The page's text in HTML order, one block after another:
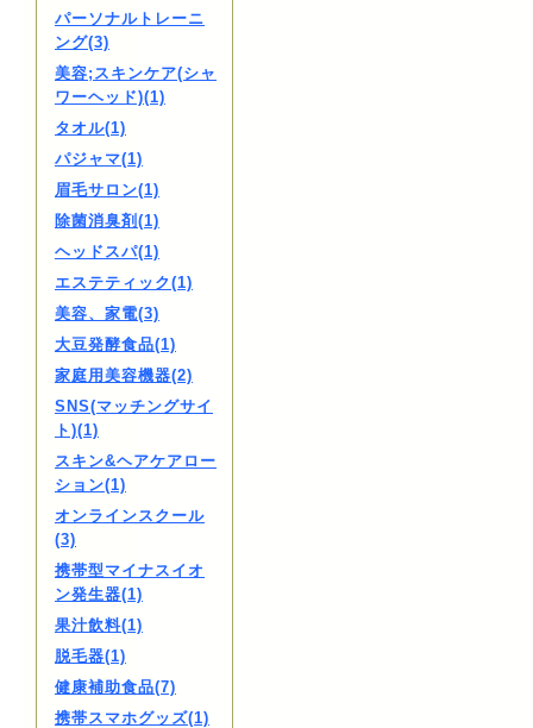
パーソナルトレーニ
ング(3)
美容;スキンケア(シャ
ワーヘッド)(1)
タオル(1)
パジャマ(1)
眉毛サロン(1)
除菌消臭剤(1)
ヘッドスパ(1)
エステティック(1)
美容、家電(3)
大豆発酵食品(1)
家庭用美容機器(2)
SNS(マッチングサイ
ト)(1)
スキン&ヘアケアロー
ション(1)
オンラインスクール
(3)
携帯型マイナスイオ
ン発生器(1)
果汁飲料(1)
脱毛器(1)
健康補助食品(7)
携帯スマホグッズ(1)